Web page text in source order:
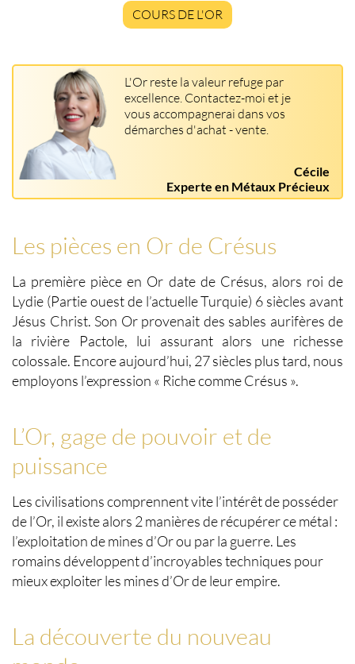
COURS DE L'OR
L'Or reste la valeur refuge par
excellence. Contactez-moi et je
vous accompagnerai dans vos
démarches d'achat - vente.
Cécile
Experte en Métaux Précieux
Les pièces en Or de Crésus
La première pièce en Or date de Crésus, alors roi de
Lydie (Partie ouest de l’actuelle Turquie) 6 siècles avant
Jésus Christ. Son Or provenait des sables aurifères de
la rivière Pactole, lui assurant alors une richesse
colossale. Encore aujourd’hui, 27 siècles plus tard, nous
employons l’expression « Riche comme Crésus ».
L’Or, gage de pouvoir et de
puissance
Les civilisations comprennent vite l’intérêt deposséder
de l’Or, il existe alors 2 manières de récupérer ce métal :
l’exploitation de mines d’Or ou par la guerre. Les
romains développent d’incroyables techniques pour
mieux exploiter les mines d’Or de leur empire.
La découverte du nouveau